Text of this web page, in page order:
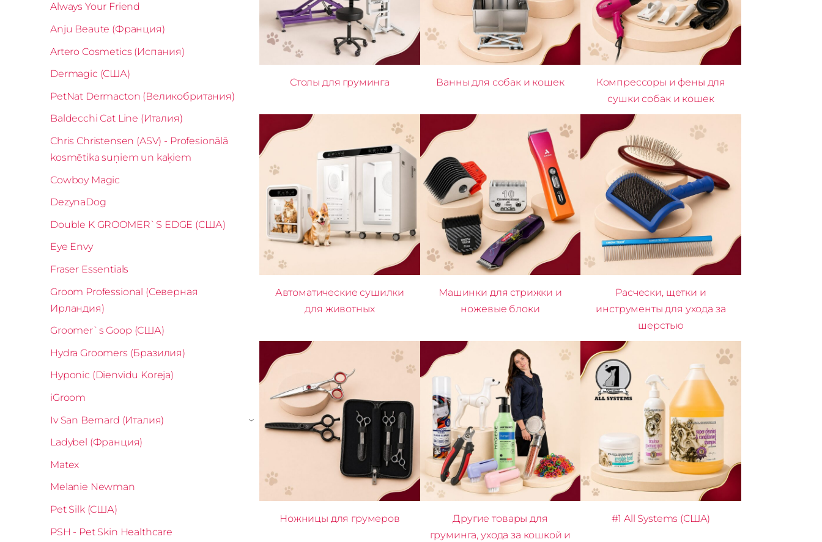
Always Your Friend
Anju Beaute (Франция)
Artero Cosmetics (Испания)
Dermagic (США)
PetNat Dermacton (Великобритания)
Baldecchi Cat Line (Италия)
Chris Christensen (ASV) - Profesionālā
kosmētika suņiem un kaķiem
Cowboy Magic
DezynaDog
Double K GROOMER`S EDGE (США)
Eye Envy
Fraser Essentials
Groom Professional (Северная
Ирландия)
Groomer`s Goop (США)
Hydra Groomers (Бразилия)
Hyponic (Dienvidu Koreja)
iGroom
Iv San Bernard (Италия)
›
Ladybel (Франция)
Matex
Melanie Newman
Pet Silk (США)
PSH - Pet Skin Healthcare
Столы для груминга Ванны для собак и кошек
Компрессоры и фены для
сушки собак и кошек
Автоматические сушилки
для животных
Машинки для стрижки и
ножевые блоки
Расчески, щетки и
инструменты для ухода за
шерстью
Ножницы для грумеров
Другие товары для
груминга, ухода за кошкой и
#1 All Systems (США)